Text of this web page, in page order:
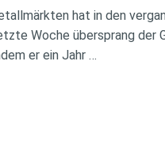
hat in den
Woche übersprang der
er ein Jahr …